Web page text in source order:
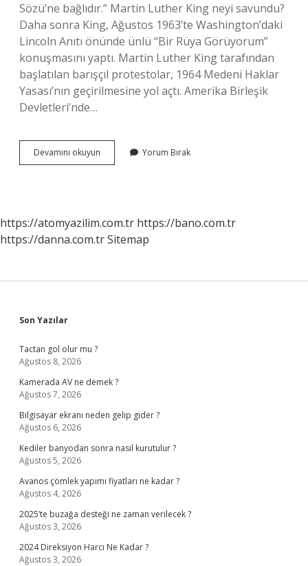
Sözü’ne bağlıdır.” Martin Luther King neyi savundu?
Daha sonra King, Ağustos 1963’te Washington’daki
Lincoln Anıtı önünde ünlü “Bir Rüya Görüyorum”
konuşmasını yaptı. Martin Luther King tarafından
başlatılan barışçıl protestolar, 1964 Medeni Haklar
Yasası’nın geçirilmesine yol açtı. Amerika Birleşik
Devletleri’nde…
Devamını okuyun
Luther
Yorum Bırak
https://atomyazilim.com.tr https://bano.com.tr
https://danna.com.trSitemap
Sidebar
Son Yazılar
Tactan gol olur mu ?
Ağustos 8, 2026
Kamerada AV ne demek ?
Ağustos 7, 2026
Bilgisayar ekranı neden gelip gider ?
Ağustos 6, 2026
Kediler banyodan sonra nasıl kurutulur ?
Ağustos 5, 2026
Avanos çömlek yapımı fiyatları ne kadar ?
Ağustos 4, 2026
2025’te buzağa desteği ne zaman verilecek ?
Ağustos 3, 2026
2024 Direksiyon Harcı Ne Kadar ?
Ağustos 3, 2026